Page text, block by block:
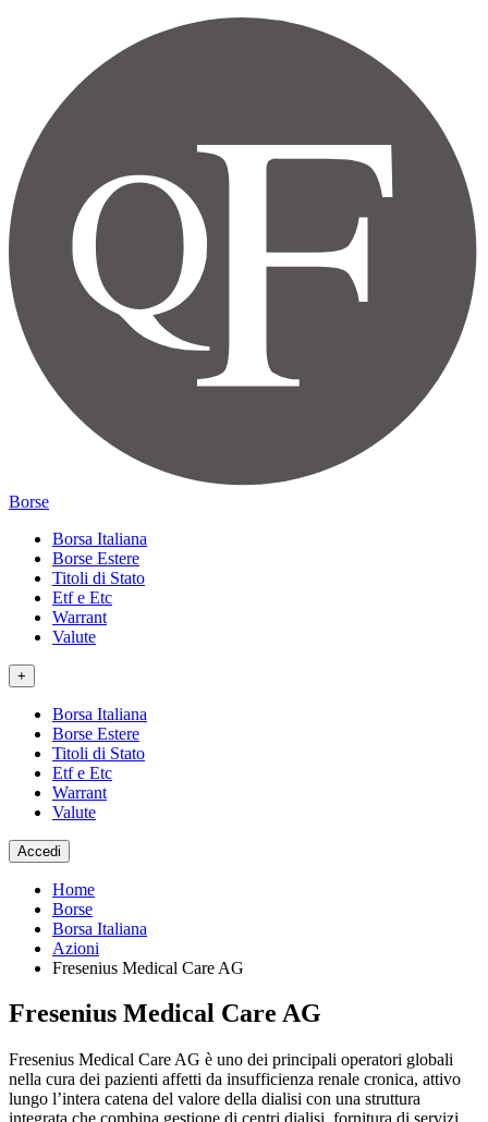
Borse
Borsa Italiana
Borse Estere
Titoli di Stato
Etf e Etc
Warrant
Valute
+
Borsa Italiana
Borse Estere
Titoli di Stato
Etf e Etc
Warrant
Valute
Accedi
Home
Borse
Borsa Italiana
Azioni
Fresenius Medical Care AG
Fresenius Medical Care AG
Fresenius Medical Care AG è uno dei principali operatori globali
nella cura dei pazienti affetti da insufficienza renale cronica, attivo
lungo l’intera catena del valore della dialisi con una struttura